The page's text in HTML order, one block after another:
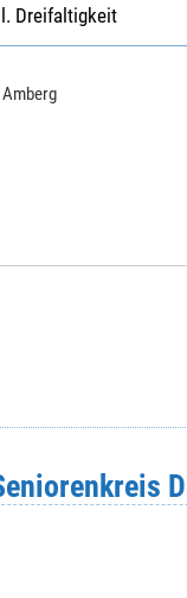
Dreifaltigkeit
Amberg